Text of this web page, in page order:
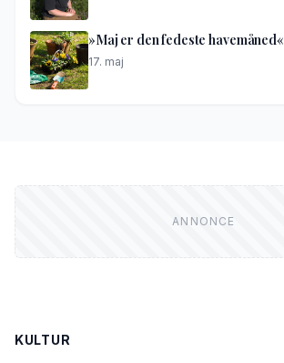
»Maj er den fedeste havemåned«
17. maj
KULTUR